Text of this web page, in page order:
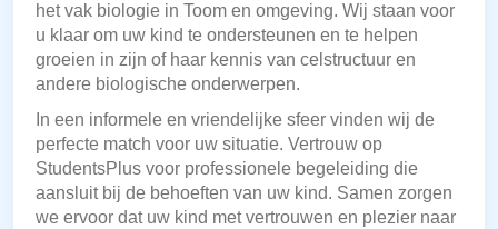
het vak biologie in Toom en omgeving. Wij staan voor
u klaar om uw kind te ondersteunen en te helpen
groeien in zijn of haar kennis van celstructuur en
andere biologische onderwerpen.
In een informele en vriendelijke sfeer vinden wij de
perfecte match voor uw situatie. Vertrouw op
StudentsPlus voor professionele begeleiding die
aansluit bij de behoeften van uw kind. Samen zorgen
we ervoor dat uw kind met vertrouwen en plezier naar